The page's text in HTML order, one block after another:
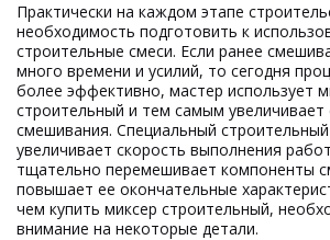
Практически на каждом этапе
необходимость подготовить к
строительные смеси. Если ранее
много времени и усилий, то сегодня
более эффективно, мастер использует
строительный и тем самым увеличивает
смешивания. Специальный
увеличивает скорость выполнения
тщательно перемешивает компоненты
повышает ее окончательные
чем купить миксер строительный,
внимание на некоторые детали.